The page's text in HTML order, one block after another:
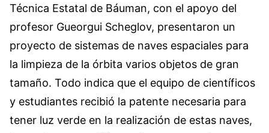
Técnica Estatal de Báuman, con el apoyo del
profesor Gueorgui Scheglov, presentaron un
proyecto de sistemas de naves espaciales para
la limpieza de la órbita varios objetos de gran
tamaño. Todo indica que el equipo de científicos
y estudiantes recibió la patente necesaria para
tener luz verde en la realización de estas naves,